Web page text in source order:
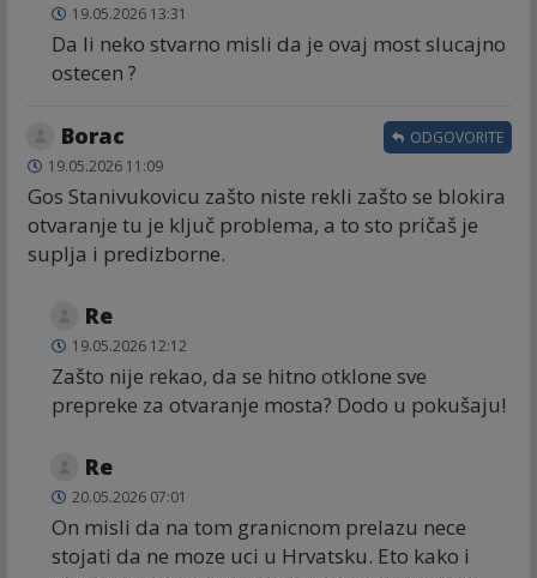
19.05.2026 13:31
Da li neko stvarno misli da je ovaj most slucajno
ostecen ?
Borac
19.05.2026 11:09
Gos Stanivukovicu zašto niste rekli zašto se blokira
otvaranje tu je ključ problema, a to sto pričaš je
suplja i predizborne.
ODGOVORITE
Re
19.05.2026 12:12
Zašto nije rekao, da se hitno otklone sve
prepreke za otvaranje mosta? Dodo u pokušaju!
Re
20.05.2026 07:01
On misli da na tom granicnom prelazu nece
stojati da ne moze uci u Hrvatsku. Eto kako i